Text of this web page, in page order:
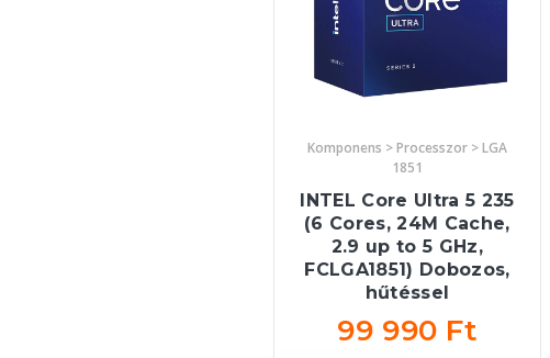
Komponens > Processzor > LGA
1851
INTEL Core Ultra 5 235
(6 Cores, 24M Cache,
2.9 up to 5 GHz,
FCLGA1851) Dobozos,
hűtéssel
99 990 Ft